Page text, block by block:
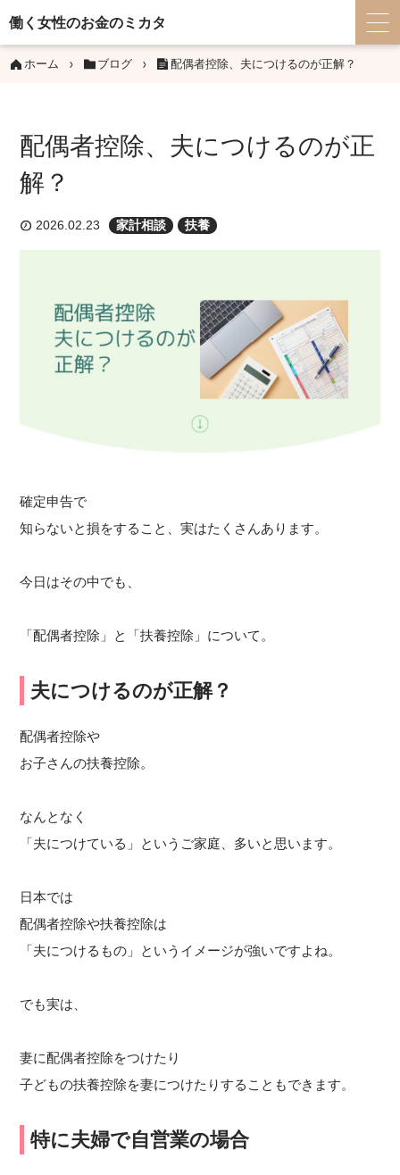
働く女性のお金のミカタ
ホーム ブログ 配偶者控除、夫につけるのが正解？
配偶者控除、夫につけるのが正
解？
2026.02.23 家計相談 扶養
確定申告で
知らないと損をすること、実はたくさんあります。
今日はその中でも、
「配偶者控除」と「扶養控除」について。
夫につけるのが正解？
配偶者控除や
お子さんの扶養控除。
なんとなく
「夫につけている」というご家庭、多いと思います。
日本では
配偶者控除や扶養控除は
「夫につけるもの」というイメージが強いですよね。
でも実は、
妻に配偶者控除をつけたり
子どもの扶養控除を妻につけたりすることもできます。
特に夫婦で自営業の場合